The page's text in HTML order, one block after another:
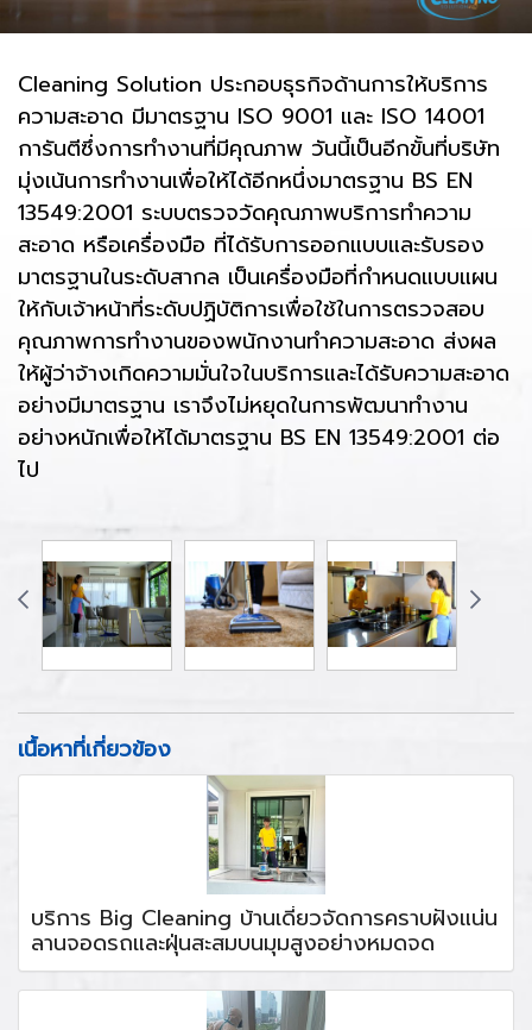
Cleaning Solution ประกอบธุรกิจด้านการให้บริการ
ความสะอาด มีมาตรฐาน ISO 9001 และ ISO 14001
การันตีซึ่งการทำงานที่มีคุณภาพ วันนี้เป็นอีกขั้นที่บริษัท
มุ่งเน้นการทำงานเพื่อให้ได้อีกหนึ่งมาตรฐาน BS EN
13549:2001 ระบบตรวจวัดคุณภาพบริการทำความ
สะอาด หรือเครื่องมือ ที่ได้รับการออกแบบและรับรอง
มาตรฐานในระดับสากล เป็นเครื่องมือที่กำหนดแบบแผน
ให้กับเจ้าหน้าที่ระดับปฏิบัติการเพื่อใช้ในการตรวจสอบ
คุณภาพการทำงานของพนักงานทำความสะอาด ส่งผล
ให้ผู้ว่าจ้างเกิดความมั่นใจในบริการและได้รับความสะอาด
อย่างมีมาตรฐาน เราจึงไม่หยุดในการพัฒนาทำงาน
อย่างหนักเพื่อให้ได้มาตรฐาน BS EN 13549:2001 ต่อ
ไป
เนื้อหาที่เกี่ยวข้อง
บริการ Big Cleaning บ้านเดี่ยวจัดการคราบฝังแน่น
ลานจอดรถและฝุ่นสะสมบนมุมสูงอย่างหมดจด